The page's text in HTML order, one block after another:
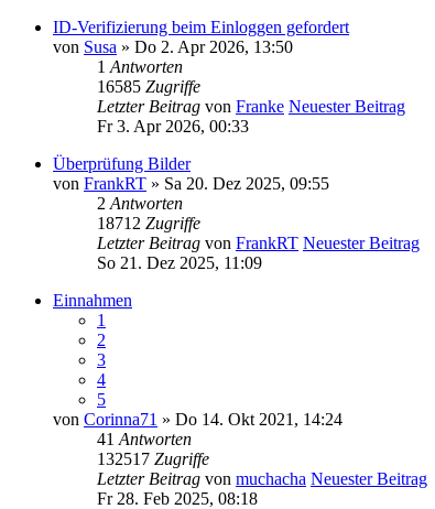
ID-Verifizierung beim Einloggen gefordert
von Susa » Do 2. Apr 2026, 13:50
1 Antworten
16585 Zugriffe
Letzter Beitrag von Franke Neuester Beitrag
Fr 3. Apr 2026, 00:33
Überprüfung Bilder
von FrankRT » Sa 20. Dez 2025, 09:55
2 Antworten
18712 Zugriffe
Letzter Beitrag von FrankRT Neuester Beitrag
So 21. Dez 2025, 11:09
Einnahmen
1
2
3
4
5
von Corinna71 » Do 14. Okt 2021, 14:24
41 Antworten
132517 Zugriffe
Letzter Beitrag von muchacha Neuester Beitrag
Fr 28. Feb 2025, 08:18